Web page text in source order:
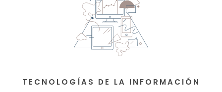
TECNOLOGÍAS DE LA INFORMACIÓN